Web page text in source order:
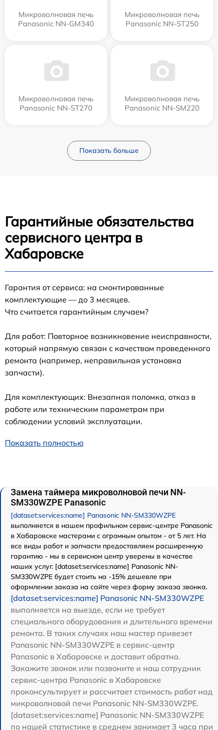
Микроволновая печь
Panasonic NN-GM340
Микроволновая печь
Panasonic NN-ST250
Микроволновая печь
Panasonic NN-ST270
Микроволновая печь
Panasonic NN-SM220
Показать больше
Гарантийные обязательства
сервисного центра в
Хабаровске
Гарантия от сервиса: на смонтированные
комплектующие — до 3 месяцев.
Что считается гарантийным случаем?
Для работ: Повторное возникновение неисправности,
который напрямую связан с качеством проведенного
ремонта (например, неправильная установка
запчасти).
Для комплектующих: Внезапная поломка, отказ в
работе или техническим параметрам при
соблюдении условий эксплуатации.
Показать полностью
Замена таймера микроволновой печи NN-
SM330WZPE Panasonic
[dataset:services:name] Panasonic NN-SM330WZPE
выполняется в нашем профильном сервис-центре Panasonic
в Хабаровске мастерами с огромным опытом - от 5 лет. На
все виды работ и запчасти предоставляем расширенную
гарантию - мы в сервисном центр уверены в качестве
наших услуг. [dataset:services:name] Panasonic NN-
SM330WZPE будет стоить на -15% дешевле при
оформлении заказа на сайте через форму заказа звонка.
[dataset:services:name] Panasonic NN-SM330WZPE
выполняется на выезде, если не требует
специального оборудования и длительного времени
ремонта. В таких случаях наш мастер привезет
Panasonic NN-SM330WZPE в сервис-центр
Panasonic в Хабаровске и доставит обратно.
Закажите звонок или позвоните и наш сотрудник
сервис-центра Panasonic в Хабаровске
проконсультирует и рассчитает стоимость работ над
микроволновой печи Panasonic NN-SM330WZPE.
[dataset:services:name] Panasonic NN-SM330WZPE
по нашей статистике в среднем занимает 3 часа при